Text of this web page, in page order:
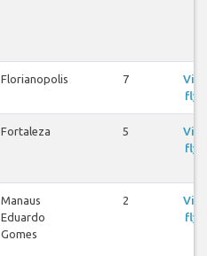
Florianopolis 7
Visa
flyg
Fortaleza 5
Visa
flyg
Manaus
Eduardo
Gomes
2
Visa
flyg